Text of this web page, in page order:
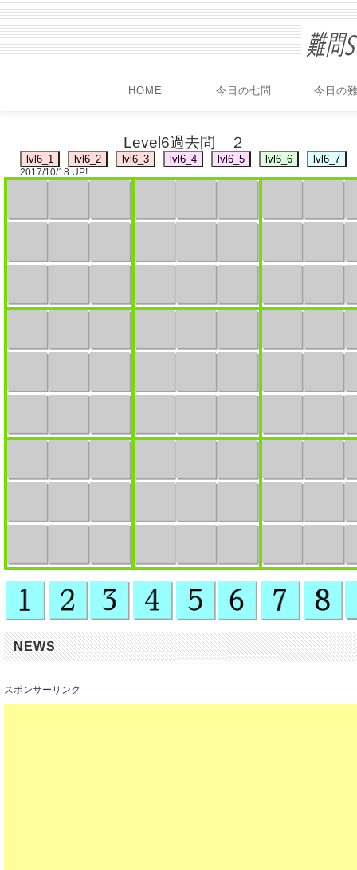
HOME 今日の七問 今日の
Level6過去問 ２
2017/10/18 UP!
NEWS
スポンサーリンク